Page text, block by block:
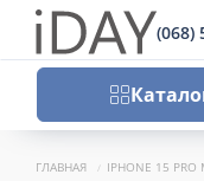
(068)
ГЛАВНАЯ IPHONE 15 PRO